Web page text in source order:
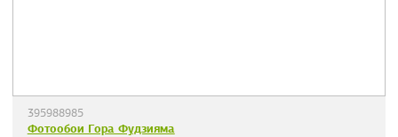
395988985
Фотообои Гора Фудзияма